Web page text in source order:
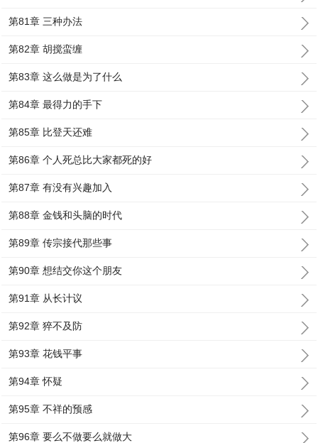
第81章 三种办法
第82章 胡搅蛮缠
第83章 这么做是为了什么
第84章 最得力的手下
第85章 比登天还难
第86章 个人死总比大家都死的好
第87章 有没有兴趣加入
第88章 金钱和头脑的时代
第89章 传宗接代那些事
第90章 想结交你这个朋友
第91章 从长计议
第92章 猝不及防
第93章 花钱平事
第94章 怀疑
第95章 不祥的预感
第96章 要么不做要么就做大